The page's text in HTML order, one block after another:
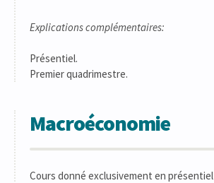
Explications complémentaires:
Présentiel.
Premier quadrimestre.
Macroéconomie
Cours donné exclusivement en présentiel